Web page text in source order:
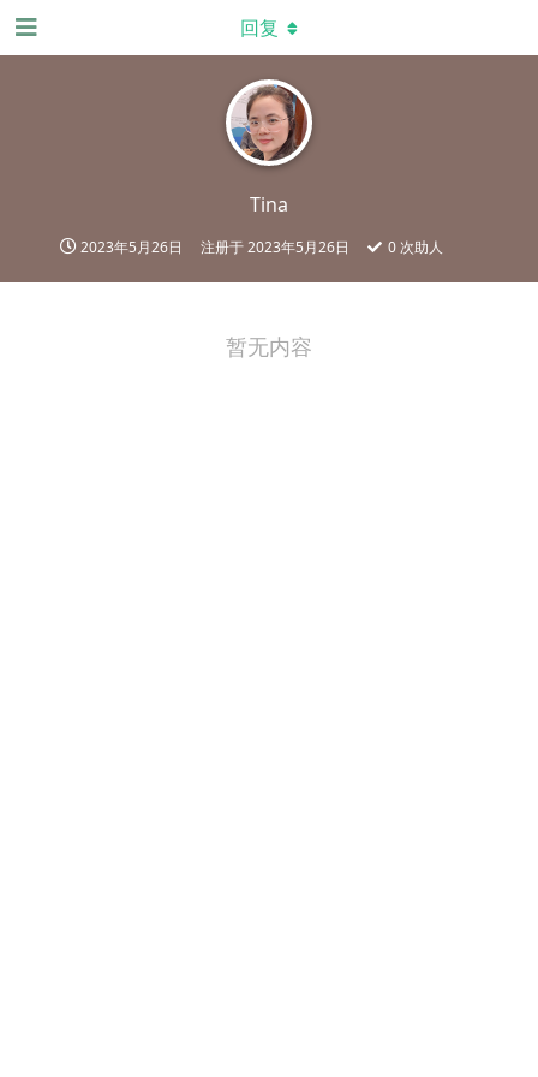
Tina
2023年5月26日 注册于2023年5月26日 0次助人
回复
暂无内容